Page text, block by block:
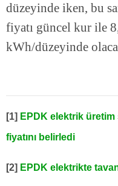
düzeyinde iken, bu
fiyatı güncel kur ile
kWh/düzeyinde
[1] EPDK elektrik
fiyatını belirledi
[2] EPDK elektrikte